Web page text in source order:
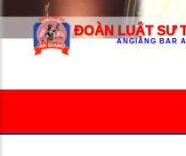
ĐOÀN LUẬT SƯ
ANGIANG BAR